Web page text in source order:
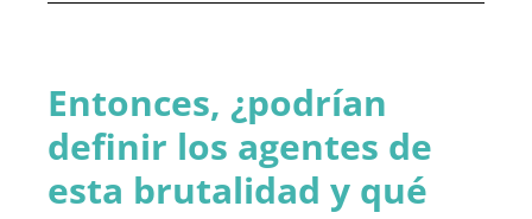
Entonces, ¿podrían
definir los agentes de
esta brutalidad y qué